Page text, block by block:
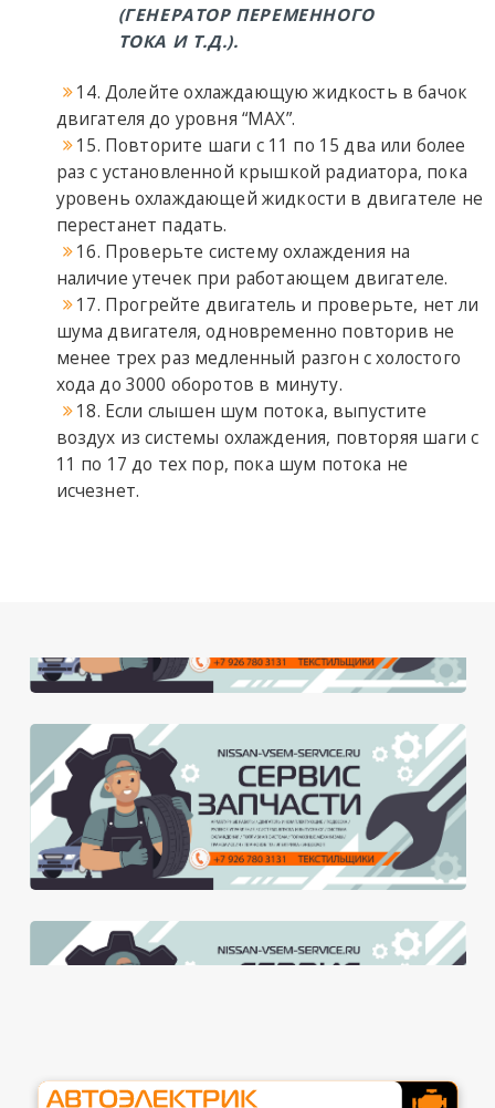
(ГЕНЕРАТОР ПЕРЕМЕННОГО
ТОКА И Т.Д.).
14. Долейте охлаждающую жидкость в бачок
двигателя до уровня “MAX”.
15. Повторите шаги с 11 по 15 два или более
раз с установленной крышкой радиатора, пока
уровень охлаждающей жидкости в двигателе не
перестанет падать.
16. Проверьте систему охлаждения на
наличие утечек при работающем двигателе.
17. Прогрейте двигатель и проверьте, нет ли
шума двигателя, одновременно повторив не
менее трех раз медленный разгон с холостого
хода до 3000 оборотов в минуту.
18. Если слышен шум потока, выпустите
воздух из системы охлаждения, повторяя шаги с
11 по 17 до тех пор, пока шум потока не
исчезнет.